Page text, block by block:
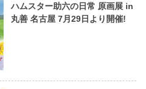
ハムスター助六の日常 原画展 in
丸善 名古屋 7月29日より開催!